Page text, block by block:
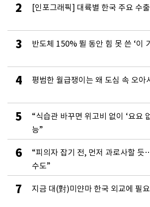
2 [인포그래픽] 대륙별 한국 주요 수
3 반도체 150% 뛸 동안 힘 못 쓴 ‘이
4 평범한 월급쟁이는 왜 도심 속 오아
5
“식습관 바꾸면 위고비 없이 ‘요요
능”
6
“피의자 잡기 전, 먼저 과로사할 듯
수도”
7 지금 대(對)미얀마 한국 외교에 필